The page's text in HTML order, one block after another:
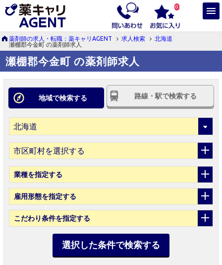
0
薬剤師の求人・転職：薬キャリAGENT 求人検索
北海道
瀬棚郡今金町 の薬剤師求人
瀬棚郡今金町 の薬剤師求人
地域で検索する 路線・駅で検索する
市区町村を選択する
業種を指定する
雇用形態を指定する
こだわり条件を指定する
選択した条件で検索する